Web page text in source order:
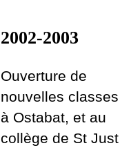
2002-2003
Ouverture de
nouvelles classes
à Ostabat, et au
collège de St Just